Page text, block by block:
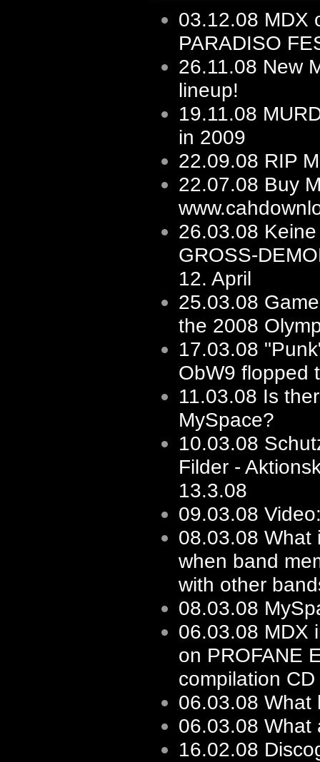
03.12.08 MDX
PARADISO
26.11.08 New
lineup!
19.11.08
in 2009
22.09.08 RIP
22.07.08 Buy
26.03.08
GROSS-
12. April
25.03.08
the 2008
17.03.08
ObW9 flopped
11.03.08 Is
MySpace?
10.03.08
Filder -
13.3.08
09.03.08
08.03.08 What
when band
with other
08.03.08
06.03.08 MDX
on PROFANE
compilation CD
06.03.08 What
06.03.08 What
16.02.08